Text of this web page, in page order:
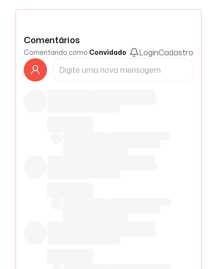
Comentários
Comentando como Convidado LoginCadastro